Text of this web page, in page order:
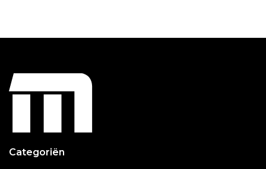
Categoriën